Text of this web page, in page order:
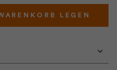
LEGEN